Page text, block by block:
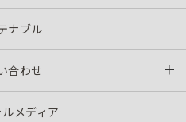
ナブル
合わせ
メディア